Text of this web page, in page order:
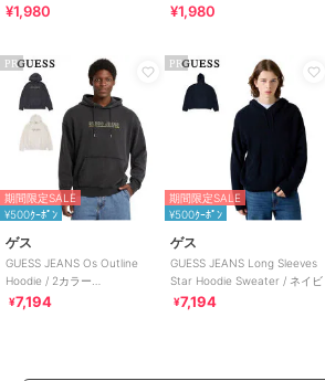
¥1,980
ー
¥1,980
PR
期間限定SALE
¥500ｸｰﾎﾟﾝ
ゲス
GUESS JEANS Os Outline
Hoodie / 2カラー
[M5BQ30KCPR1]
¥7,194
PR
期間限定SALE
¥500ｸｰﾎﾟﾝ
ゲス
GUESS JEANS Long Sleeves
Star Hoodie Sweater / ネイビ
¥7,194